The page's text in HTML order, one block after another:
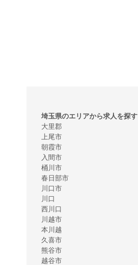
埼玉県のエリアから求人を探す
大里郡
上尾市
朝霞市
入間市
桶川市
春日部市
川口市
川口
西川口
川越市
本川越
久喜市
熊谷市
越谷市